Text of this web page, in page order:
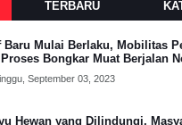
TERBARU
Baru Mulai Berlaku, Mobilitas
Bongkar Muat Berjalan
September 03, 2023
Hewan yang Dilindungi,